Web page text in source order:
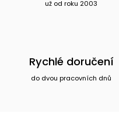
už od roku 2003
Rychlé doručení
do dvou pracovních dnů